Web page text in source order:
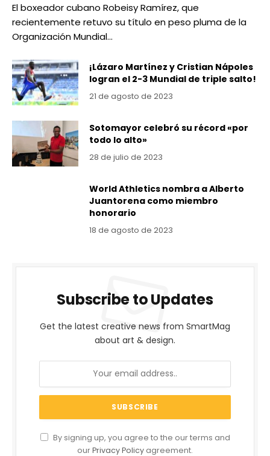
El boxeador cubano Robeisy Ramírez, que
recientemente retuvo su título en peso pluma de la
Organización Mundial…
¡Lázaro Martínez y Cristian Nápoles
logran el 2-3 Mundial de triple salto!
21 de agosto de 2023
Sotomayor celebró su récord «por
todo lo alto»
28 de julio de 2023
World Athletics nombra a Alberto
Juantorena como miembro
honorario
18 de agosto de 2023
Subscribe to Updates
Get the latest creative news from SmartMag
about art & design.
By signing up, you agree to the our terms and
ourPrivacy Policy agreement.